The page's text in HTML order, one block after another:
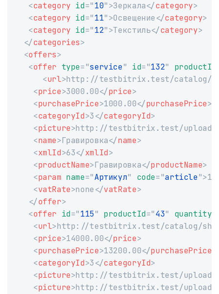
<category id=" 10" >Зеркала</category>
<category id=" 11" >Освещение </category>
<category id=" 12" >Текстиль</category>
</categories>
<offers>
<offer type="service" id="132" productId
<url>http://testbitrix.test/catalog/
<price>3000.00</price>
<purchasePrice>1000.00</purchasePrice>
<categoryId>3 </categoryId>
<picture>http://testbitrix.test/upload/
<name>Гравировка</name>
<xmlId>63</xmlId>
<productName>Гравировка</productName>
<param name=" Артикул" code="article">
<vatRate>none </vatRate>
</offer>
<offer id=" 115" productId=" 43" quantity
<url>http://testbitrix.test/catalog/
<price>14000.00</price>
<purchasePrice>13200.00</purchasePrice
<categoryId>3 </categoryId>
<picture>http://testbitrix.test/upload/
<picture>http://testbitrix.test/upload/